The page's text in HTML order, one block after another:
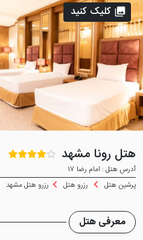
هتل رونا مشهد
آدرس هتل : امام رضا 17
پرشین هتل
رزرو هتل رزرو هتل مشهد
کلیک کنید
معرفی هتل